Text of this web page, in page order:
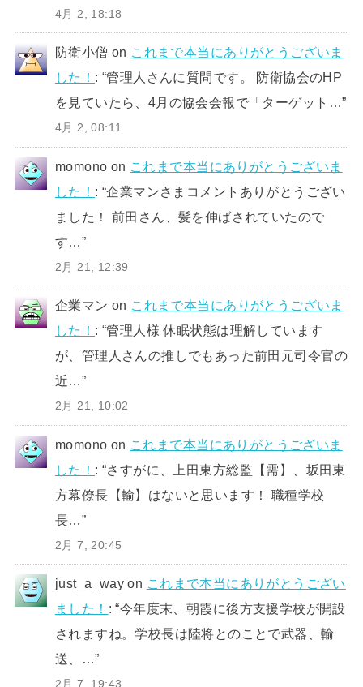
4月 2, 18:18
防衛小僧 on これまで本当にありがとうございま
した！ : “管理人さんに質問です。 防衛協会のHP
を見ていたら、4月の協会会報で「ターゲット…”
4月 2, 08:11
momono on これまで本当にありがとうございま
した！ : “企業マンさまコメントありがとうござい
ました！ 前田さん、髪を伸ばされていたので
す…”
2月 21, 12:39
企業マン on これまで本当にありがとうございま
した！ : “管理人様 休眠状態は理解しています
が、管理人さんの推しでもあった前田元司令官の
近…”
2月 21, 10:02
momono on これまで本当にありがとうございま
した！ : “さすがに、上田東方総監【需】、坂田東
方幕僚長【輸】はないと思います！ 職種学校
長…”
2月 7, 20:45
just_a_way on これまで本当にありがとうござい
ました！ : “今年度末、朝霞に後方支援学校が開設
されますね。学校長は陸将とのことで武器、輸
送、…”
2月 7, 19:43